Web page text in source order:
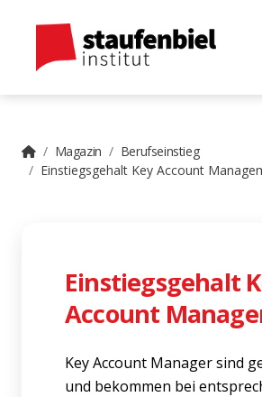
Magazin
Berufseinstieg
Einstiegsgehalt Key Account
Einstiegsgehalt
Account
Key Account Manager sind
und bekommen bei